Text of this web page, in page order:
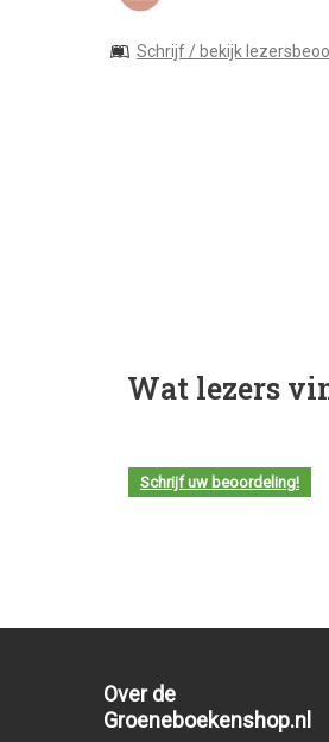
Schrijf / bekijk
Wat lezers
Schrijf uw beoordeling!
Over de
Groeneboekenshop.nl